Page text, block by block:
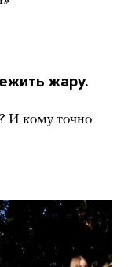
жару.
И кому точно